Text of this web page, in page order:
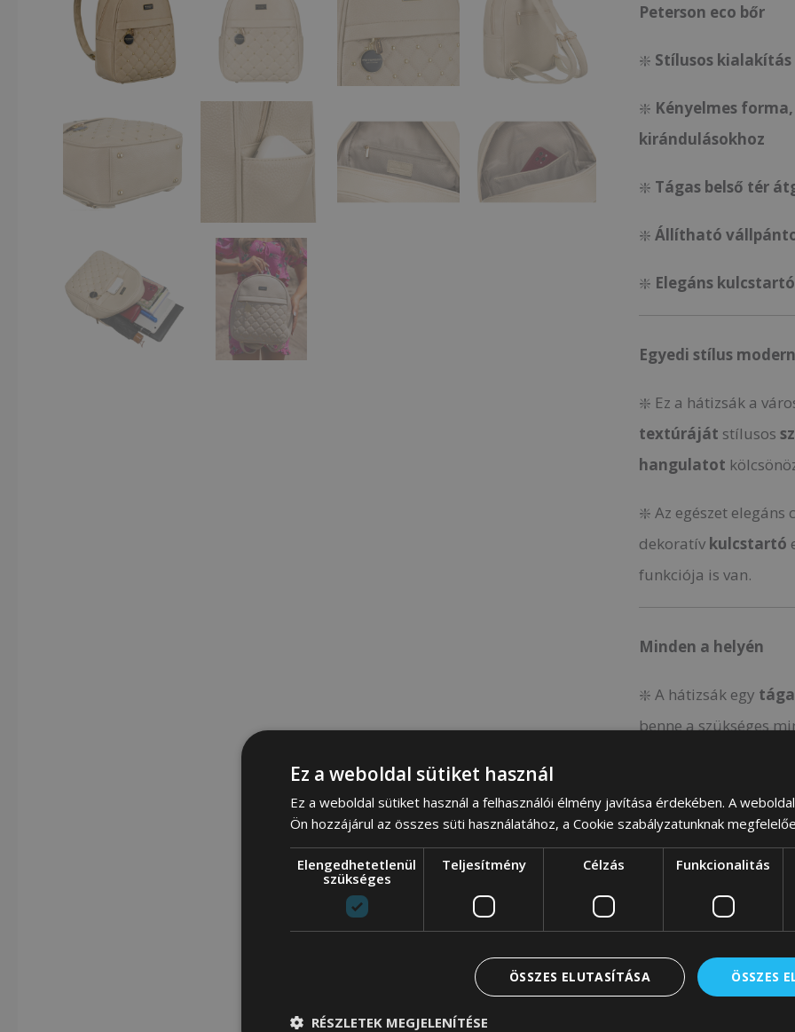
Peterson eco bőr
❇️ Stílusos
❇️ Kényelmes
kirándulásokhoz
❇️ Tágas belső tér
❇️Állítható
❇️ Elegáns kulcstartó
Egyedi stílus
❇️ Ez a hátizsák a
textúráját stílusos
hangulatot
❇️ Az egészet elegáns
dekoratív kulcstartó
funkciója is van.
Minden a helyén
❇️ A hátizsák egy
benne a szükséges
❇️ Elölcipzáraszseb
telefon vagyegy
hely az értékek
hangsúlyozza a
Ez a weboldal sütiket használ
Ez a weboldal sütiket használ a felhasználói élmény javítása érdekében. A
Ön hozzájárul az összes süti használatához, a Cookie szabályzatunknak
Elengedhetetlenül
szükséges
Teljesítmény Célzás Funkcionalitás
ÖSSZES
ÖSSZES ELUTASÍTÁSA
RÉSZLETEK MEGJELENÍTÉSE